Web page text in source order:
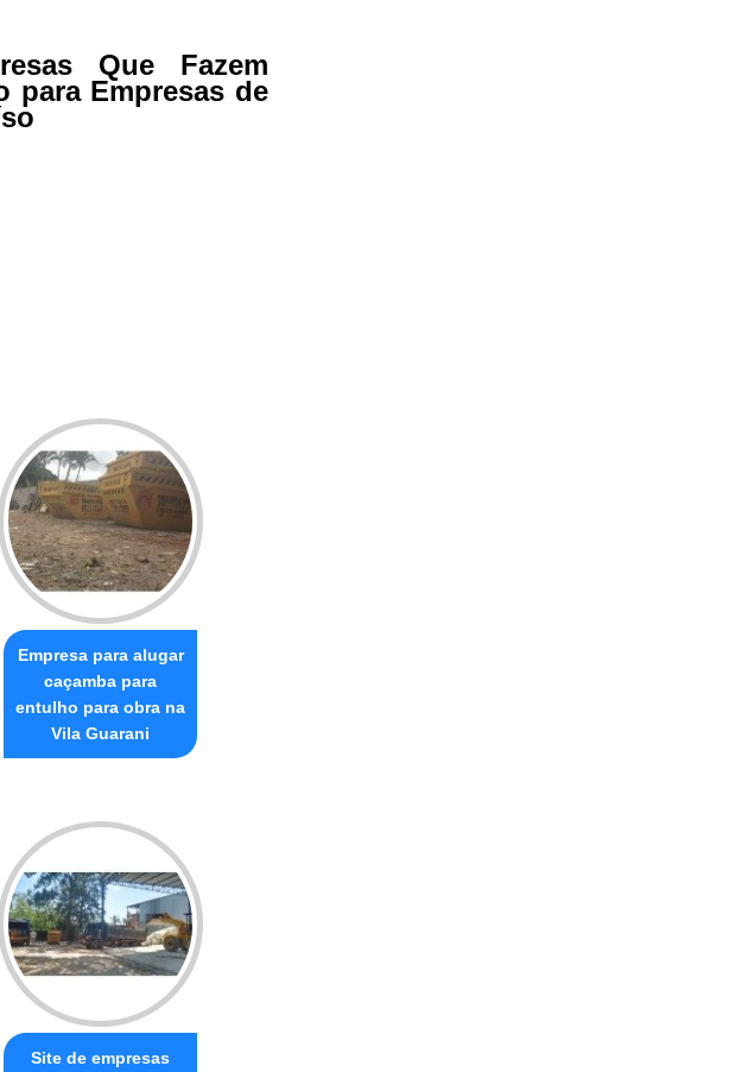
Que Fazem
para Empresas de
Empresa para alugar
caçamba para
entulho para obra na
Vila Guarani
Site de empresas